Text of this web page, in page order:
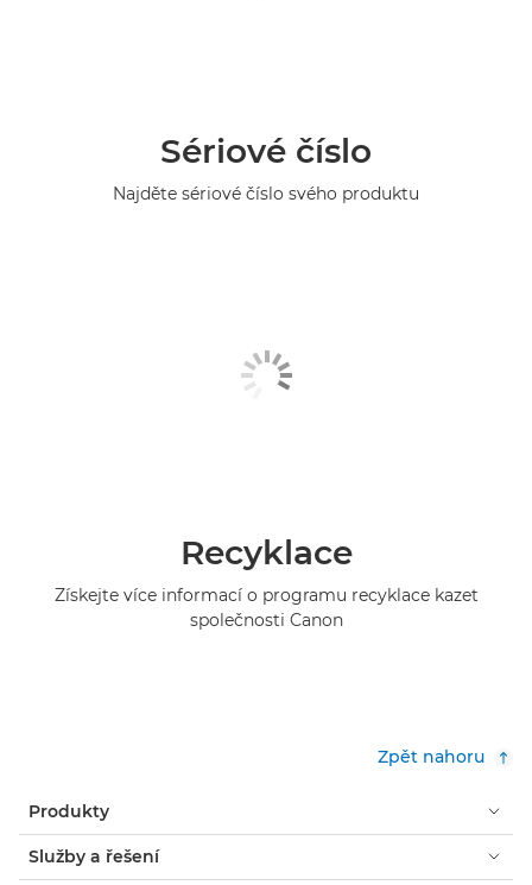
Sériové číslo
Najděte sériové číslo svého produktu
Recyklace
Získejte více informací o programu recyklace kazet
společnosti Canon
Zpět nahoru
Produkty
Služby a řešení